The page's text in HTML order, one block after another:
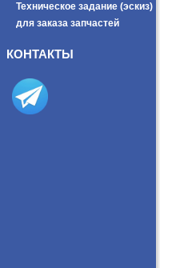
Техническое задание (эскиз)
для заказа запчастей
КОНТАКТЫ